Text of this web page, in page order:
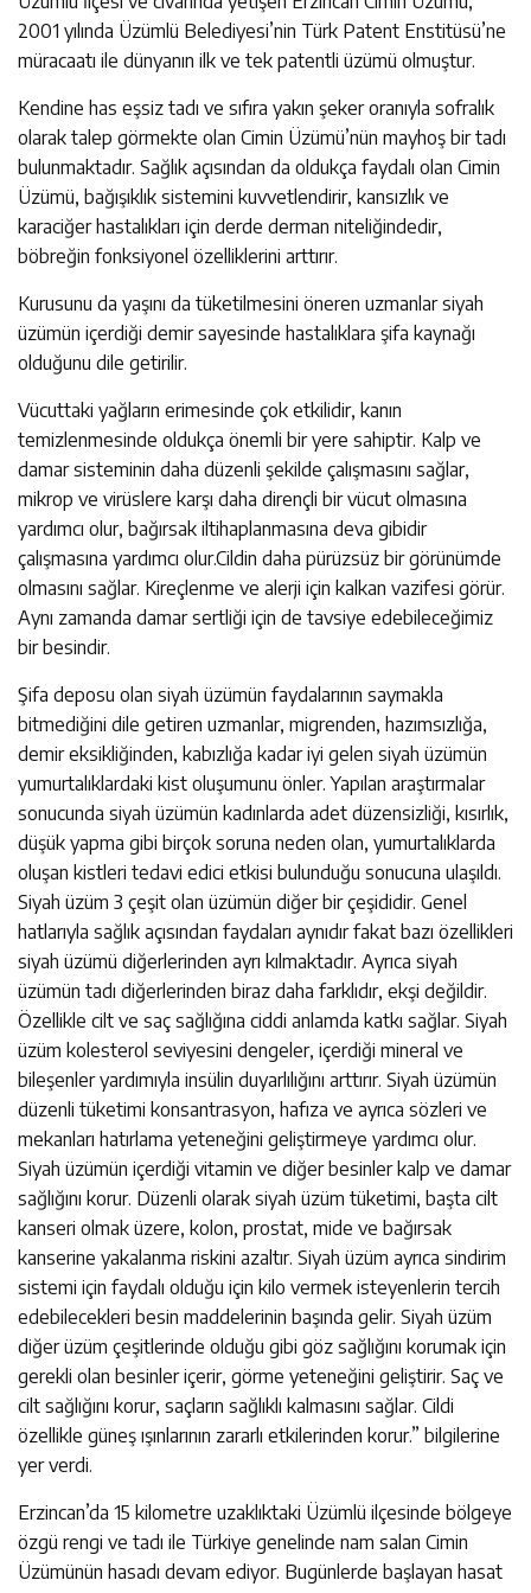
2001 yılında Üzümlü Belediyesi’nin Türk Patent Enstitüsü’ne
müracaatı ile dünyanın ilk ve tek patentli üzümü olmuştur.
Kendine has eşsiz tadı ve sıfıra yakın şeker oranıyla sofralık
olarak talep görmekte olan Cimin Üzümü’nün mayhoş bir tadı
bulunmaktadır. Sağlık açısından da oldukça faydalı olan Cimin
Üzümü, bağışıklık sistemini kuvvetlendirir, kansızlık ve
karaciğer hastalıkları için derde derman niteliğindedir,
böbreğin fonksiyonel özelliklerini arttırır.
Kurusunu da yaşını da tüketilmesini öneren uzmanlar siyah
üzümün içerdiği demir sayesinde hastalıklara şifa kaynağı
olduğunu dile getirilir.
Vücuttaki yağların erimesinde çok etkilidir, kanın
temizlenmesinde oldukça önemli bir yere sahiptir. Kalp ve
damar sisteminin daha düzenli şekilde çalışmasını sağlar,
mikrop ve virüslere karşı daha dirençli bir vücut olmasına
yardımcı olur, bağırsak iltihaplanmasına deva gibidir
çalışmasına yardımcı olur.Cildin daha pürüzsüz bir görünümde
olmasını sağlar. Kireçlenme ve alerji için kalkan vazifesi görür.
Aynı zamanda damar sertliği için de tavsiye edebileceğimiz
bir besindir.
Şifa deposu olan siyah üzümün faydalarının saymakla
bitmediğini dile getiren uzmanlar, migrenden, hazımsızlığa,
demir eksikliğinden, kabızlığa kadar iyi gelen siyah üzümün
yumurtalıklardaki kist oluşumunu önler. Yapılan araştırmalar
sonucunda siyah üzümün kadınlarda adet düzensizliği, kısırlık,
düşük yapma gibi birçok soruna neden olan, yumurtalıklarda
oluşan kistleri tedavi edici etkisi bulunduğu sonucuna ulaşıldı.
Siyah üzüm 3 çeşit olan üzümün diğer bir çeşididir. Genel
hatlarıyla sağlık açısından faydaları aynıdır fakat bazı özellikleri
siyah üzümü diğerlerinden ayrı kılmaktadır. Ayrıca siyah
üzümün tadı diğerlerinden biraz daha farklıdır, ekşi değildir.
Özellikle cilt ve saç sağlığına ciddi anlamda katkı sağlar. Siyah
üzüm kolesterol seviyesini dengeler, içerdiği mineral ve
bileşenler yardımıyla insülin duyarlılığını arttırır. Siyah üzümün
düzenli tüketimi konsantrasyon, hafıza ve ayrıca sözleri ve
mekanları hatırlama yeteneğini geliştirmeye yardımcı olur.
Siyah üzümün içerdiği vitamin ve diğer besinler kalp ve damar
sağlığını korur. Düzenli olarak siyah üzüm tüketimi, başta cilt
kanseri olmak üzere, kolon, prostat, mide ve bağırsak
kanserine yakalanma riskini azaltır. Siyah üzüm ayrıca sindirim
sistemi için faydalı olduğu için kilo vermek isteyenlerin tercih
edebilecekleri besin maddelerinin başında gelir. Siyah üzüm
diğer üzüm çeşitlerinde olduğu gibi göz sağlığını korumak için
gerekli olan besinler içerir, görme yeteneğini geliştirir. Saç ve
cilt sağlığını korur, saçların sağlıklı kalmasını sağlar. Cildi
özellikle güneş ışınlarının zararlı etkilerinden korur.” bilgilerine
yer verdi.
Erzincan’da 15 kilometre uzaklıktaki Üzümlü ilçesinde bölgeye
özgü rengi ve tadı ile Türkiye genelinde nam salan Cimin
Üzümünün hasadı devam ediyor. Bugünlerde başlayan hasat